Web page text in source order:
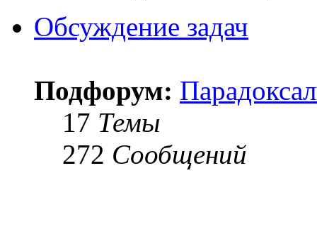
Обсуждение задач
Подфорум:
17 Темы
272 Сообщений